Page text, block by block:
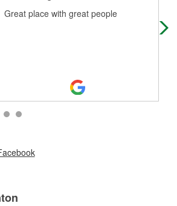
Great place with great people